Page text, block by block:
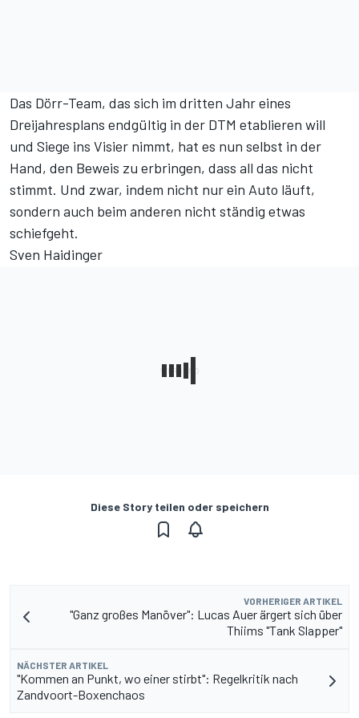
Das Dörr-Team, das sich im dritten Jahr eines
Dreijahresplans endgültig in der DTM etablieren will
und Siege ins Visier nimmt, hat es nun selbst in der
Hand, den Beweis zu erbringen, dass all das nicht
stimmt. Und zwar, indem nicht nur ein Auto läuft,
sondern auch beim anderen nicht ständig etwas
schiefgeht.
Sven Haidinger
Diese Story teilen oder speichern
VORHERIGER ARTIKEL
"Ganz großes Manöver": Lucas Auer ärgert sich über
Thiims "Tank Slapper"
NÄCHSTER ARTIKEL
"Kommen an Punkt, wo einer stirbt": Regelkritik nach
Zandvoort-Boxenchaos